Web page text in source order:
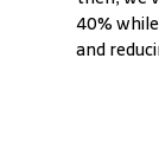
40%
and